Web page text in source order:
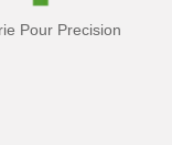
Pour Precision